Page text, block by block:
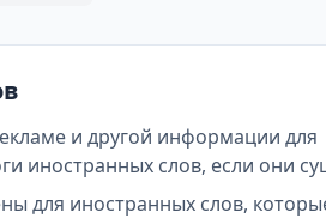
и другой информации для
иностранных слов, если они
для иностранных слов,